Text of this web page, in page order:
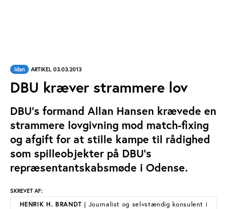
Idan ARTIKEL 03.03.2013
DBU kræver strammere lov
DBU’s formand Allan Hansen krævede en
strammere lovgivning mod match-fixing
og afgift for at stille kampe til rådighed
som spilleobjekter på DBU’s
repræsentantskabsmøde i Odense.
SKREVET AF:
HENRIK H. BRANDT | Journalist og selvstændig konsulent i